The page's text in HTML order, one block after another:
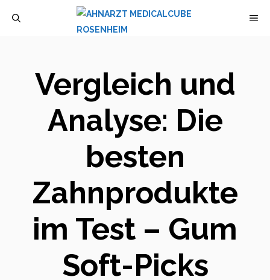
Vergleich und
Analyse: Die
besten
Zahnprodukte
im Test – Gum
Soft-Picks